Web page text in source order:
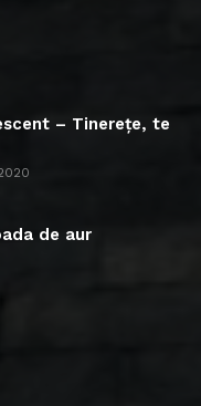
– Tinerețe, te
de aur